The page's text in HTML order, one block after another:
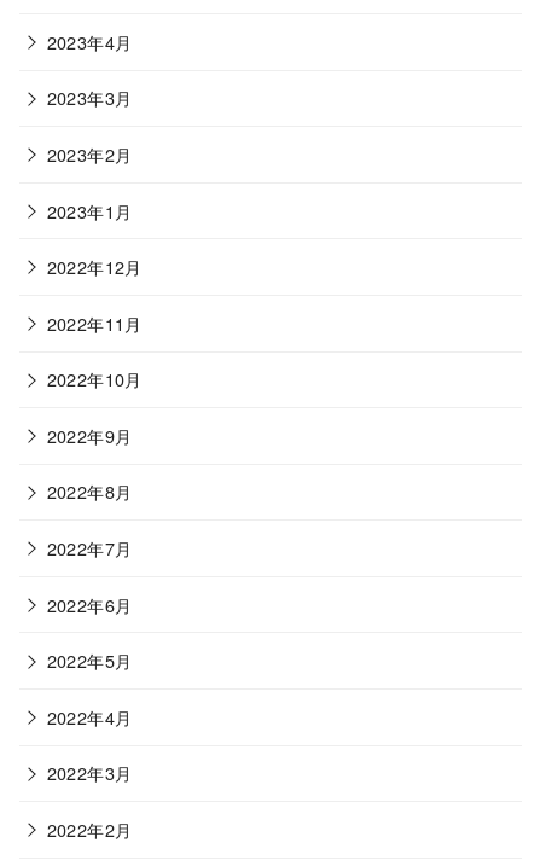
2023年4月
2023年3月
2023年2月
2023年1月
2022年12月
2022年11月
2022年10月
2022年9月
2022年8月
2022年7月
2022年6月
2022年5月
2022年4月
2022年3月
2022年2月